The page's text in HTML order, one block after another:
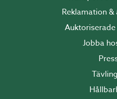
Reklamation
Jobba